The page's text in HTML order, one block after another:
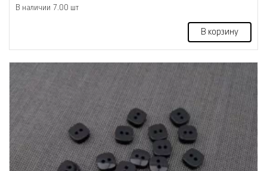
В наличии 7.00 шт
В корзину